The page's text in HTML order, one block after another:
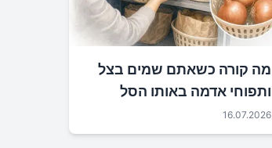
מה קורה כשאתם שמים בצל
ותפוחי אדמה באותו הסל
16.07.2026